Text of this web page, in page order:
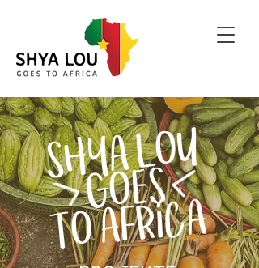
SHYA LOU
GOES
TO AFRICA